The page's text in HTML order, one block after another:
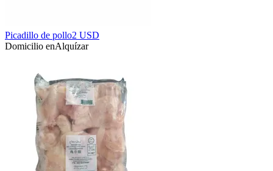
Picadillo de pollo2 USD
Domicilio enAlquízar